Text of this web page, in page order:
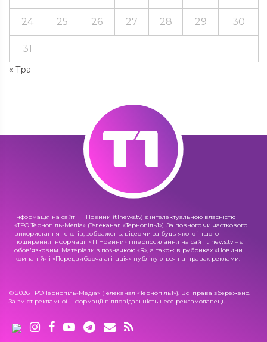
« Тра
24 25 26 27 28 29 30
31
Інформація на сайті Т1 Новини (t1news.tv) є інтелектуальною власністю ПП
«ТРО Тернопіль-Медіа» (Телеканал «Тернопіль1»). За повного чи часткового
використання текстів, зображень, відео чи за будь-якого іншого
поширення інформації «Т1 Новини» гіперпосилання на сайт t1news.tv – є
обов'язковим. Матеріали з позначкою «R», а також в рубриках «Новини
компаній» і «Передвиборча агітація» публікуються на правах реклами.
© 2026 ТРО Тернопіль-Медіа» (Телеканал «Тернопіль1»). Всі права збережено.
За зміст рекламної інформації відповідальність несе рекламодавець.